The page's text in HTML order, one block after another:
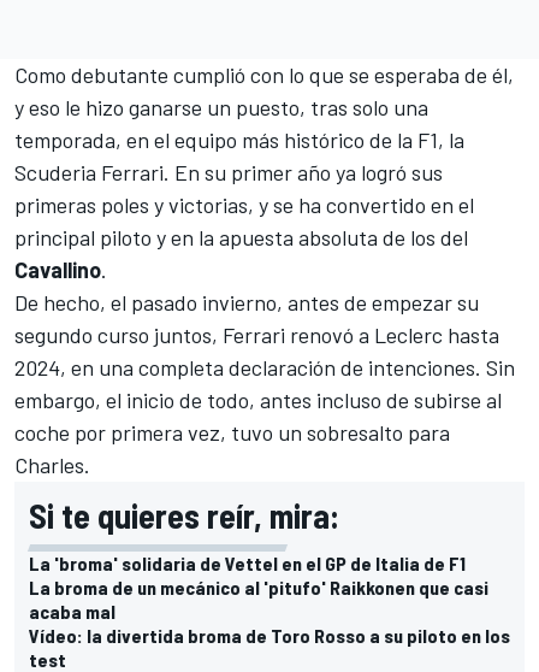
Como debutante cumplió con lo que se esperaba de él,
y eso le hizo ganarse un puesto, tras solo una
temporada, en el equipo más histórico de la F1, la
Scuderia Ferrari. En su primer año ya logró sus
primeras poles y victorias, y se ha convertido en el
principal piloto y en la apuesta absoluta de los del
Cavallino.
De hecho, el pasado invierno, antes de empezar su
segundo curso juntos, Ferrari renovó a Leclerc hasta
2024, en una completa declaración de intenciones. Sin
embargo, el inicio de todo, antes incluso de subirse al
coche por primera vez, tuvo un sobresalto para
Charles.
Si te quieres reír, mira:
La 'broma' solidaria de Vettel en el GP de Italia de F1
La broma de un mecánico al 'pitufo' Raikkonen que casi
acaba mal
Vídeo: la divertida broma de Toro Rosso a su piloto en los
test